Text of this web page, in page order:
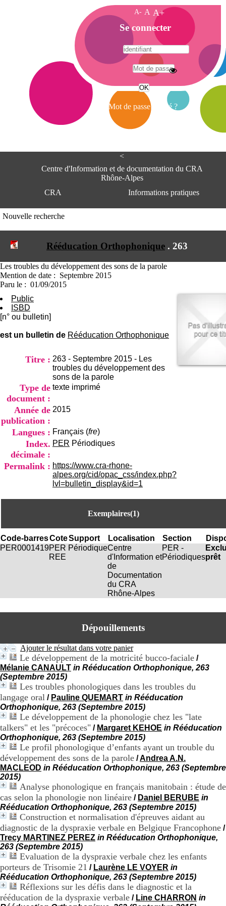
<
Centre d'Information et de documentation du CRA
Rhône-Alpes
CRA
Informations pratiques
du CRA Rhône-Alpes
bât 211
69678 Bron Cedex
9h00-12h00 13h30-16h00
+33(0)4 37 91 54 37
Mail
Nouvelle recherche
Rééducation Orthophonique . 263
Les troubles du développement des sons de la parole
Mention de date : Septembre 2015
Paru le : 01/09/2015
Public
ISBD
[n° ou bulletin]
est un bulletin de Rééducation Orthophonique
Titre : 263 - Septembre 2015 - Les
troubles du développement des
sons de la parole
Type de
document :
texte imprimé
Année de
publication :
2015
Langues : Français (fre)
Index.
décimale :
PER Périodiques
Permalink : https://www.cra-rhone-
alpes.org/cid/opac_css/index.php?
lvl=bulletin_display&id=1
Exemplaires(1)
Code-barresCoteSupport Localisation Section
PER0001419PER
REE
PériodiqueCentre
d'Information et
de
Documentation
du CRA
Rhône-Alpes
PER -
Périodiquesprêt
Dépouillements
Ajouter le résultat dans votre panier
Le développement de la motricité bucco-faciale /
Mélanie CANAULT in Rééducation Orthophonique, 263
(Septembre 2015)
Les troubles phonologiques dans les troubles du
langage oral / Pauline QUEMART in Rééducation
Orthophonique, 263 (Septembre 2015)
Le développement de la phonologie chez les "late
talkers" et les "précoces" / Margaret KEHOE in Rééducation
Orthophonique, 263 (Septembre 2015)
Le profil phonologique d’enfants ayant un trouble du
développement des sons de la parole /Andrea A.N.
MACLEOD in Rééducation Orthophonique, 263 (Septembre
2015)
Analyse phonologique en français manitobain : étude de
cas selon la phonologie non linéaire / Daniel BERUBE in
Rééducation Orthophonique, 263 (Septembre 2015)
Construction et normalisation d'épreuves aidant au
diagnostic de la dyspraxie verbale en Belgique Francophone /
Trecy MARTINEZ PEREZ in Rééducation Orthophonique,
263 (Septembre 2015)
Evaluation de la dyspraxie verbale chez les enfants
porteurs de Trisomie 21 / Laurène LE VOYER in
Rééducation Orthophonique, 263 (Septembre 2015)
Réflexions sur les défis dans le diagnostic et la
rééducation de la dyspraxie verbale / Line CHARRON in
A- A A+
A
c
c
e
i
Se connecter
Mot de passe oublié ?
A
e
e
I
f
r
m
e
t
e
D
o
c
u
t
a
t
o
n
d
R
h
ô
e
C
n
t
r
H
o
s
p
i
t
a
l
i
e
l
e
V
i
n
a
t
i
e
r
,
b
t